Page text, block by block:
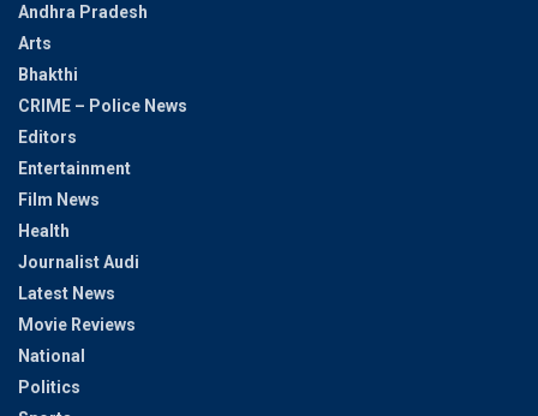
Andhra Pradesh
Arts
Bhakthi
CRIME – Police News
Editors
Entertainment
Film News
Health
Journalist Audi
Latest News
Movie Reviews
National
Politics